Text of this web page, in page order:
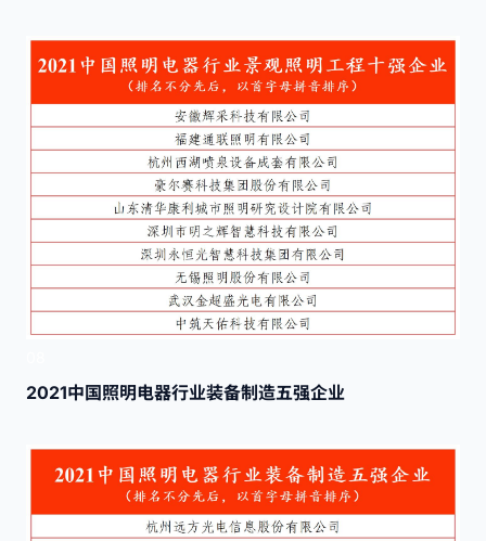
2021中国照明电器行业装备制造五强企业